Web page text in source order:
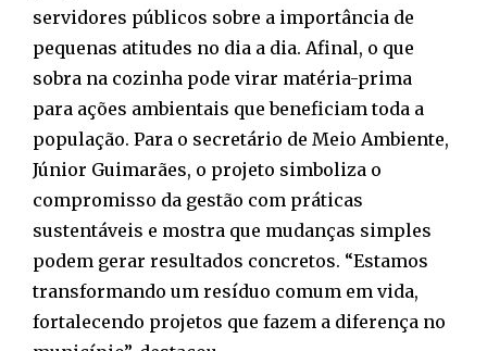
servidores públicos sobre a importância de
pequenas atitudes no dia a dia. Afinal, o que
sobra na cozinha pode virar matéria-prima
para ações ambientais que beneficiam toda a
população. Para o secretário de Meio Ambiente,
Júnior Guimarães, o projeto simboliza o
compromisso da gestão com práticas
sustentáveis e mostra que mudanças simples
podem gerar resultados concretos. “Estamos
transformando um resíduo comum em vida,
fortalecendo projetos que fazem a diferença no